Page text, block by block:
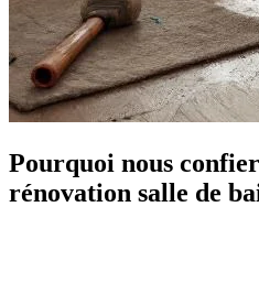
Pourquoi nous
rénovation salle de